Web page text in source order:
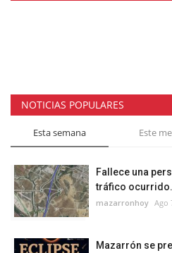
NOTICIAS POPULARES
Esta semana Este
Fallece una
tráfico
mazarronhoy Ago
Mazarrón se